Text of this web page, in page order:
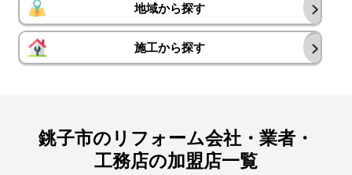
地域から探す
施工から探す
銚子市のリフォーム会社・業者・
工務店の加盟店一覧